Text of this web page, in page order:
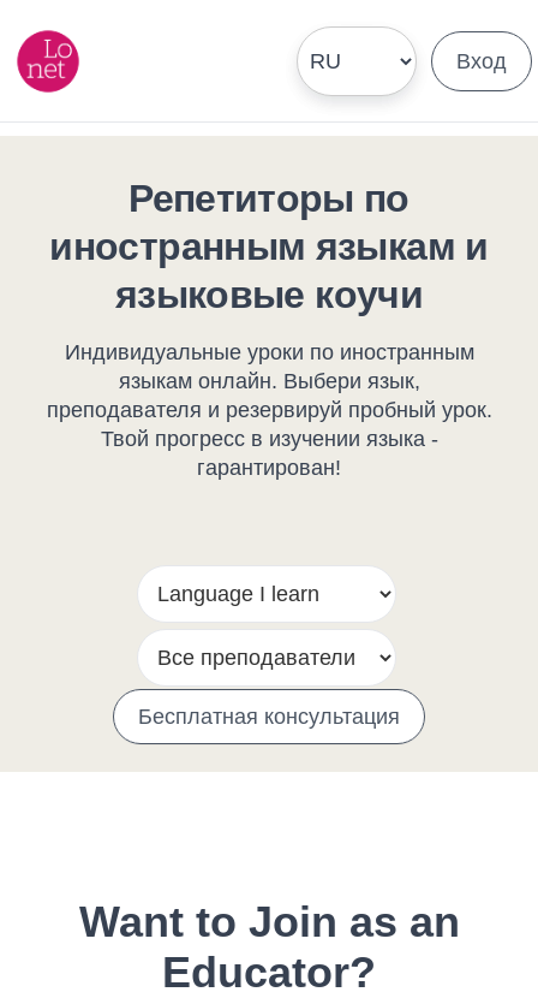
Вход
Репетиторы по
иностранным языкам и
языковые коучи
Индивидуальные уроки по иностранным
языкам онлайн. Выбери язык,
преподавателя и резервируй пробный урок.
Твой прогресс в изучении языка -
гарантирован!
Бесплатная консультация
Want to Join as an
Educator?